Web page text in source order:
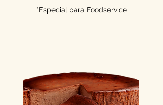
*Especial para Foodservice